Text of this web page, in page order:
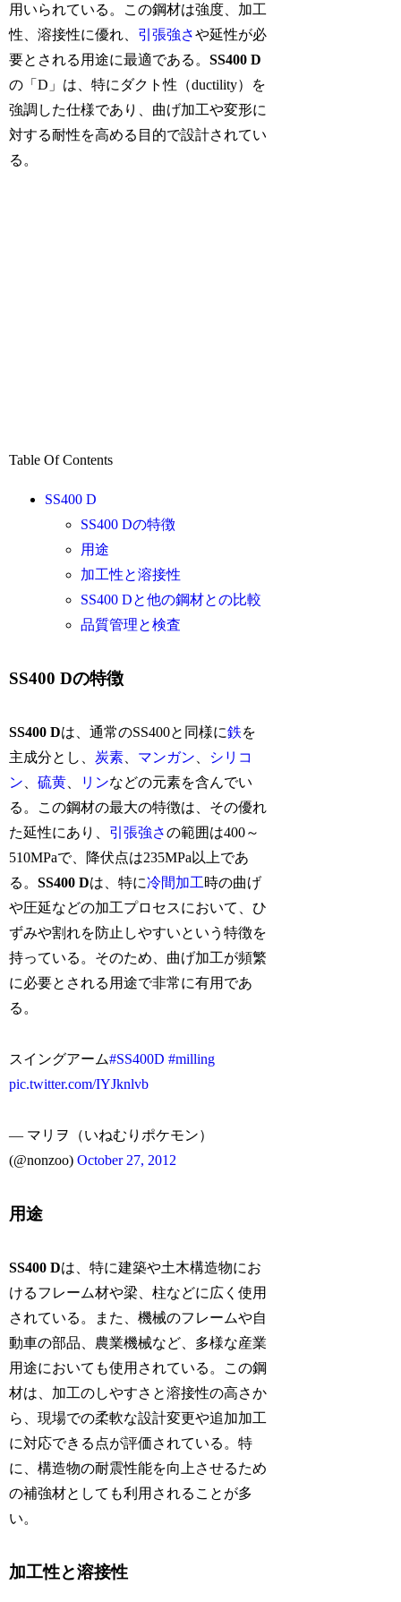
用いられている。この鋼材は強度、加工
性、溶接性に優れ、 引張強さや延性が必
要とされる用途に最適である。SS400 D
の「D」は、特にダクト性（ductility）を
強調した仕様であり、曲げ加工や変形に
対する耐性を高める目的で設計されてい
る。
Table Of Contents
SS400 D
SS400 Dの特徴
用途
加工性と溶接性
SS400 Dと他の鋼材との比較
品質管理と検査
SS400 Dの特徴
SS400 Dは、通常のSS400と同様に鉄を
主成分とし、 炭素 マンガン
シリコ
ン 、硫黄 リンなどの元素を含んでい
る。この鋼材の最大の特徴は、その優れ
た延性にあり、 引張強さの範囲は400～
510MPaで、降伏点は235MPa以上であ
る。SS400 Dは、特に冷間加工時の曲げ
や圧延などの加工プロセスにおいて、ひ
ずみや割れを防止しやすいという特徴を
持っている。そのため、曲げ加工が頻繁
に必要とされる用途で非常に有用であ
る。
スイングアーム#SS400D #milling
pic.twitter.com/IYJknlvb
— マリヲ（いねむりポケモン）
(@nonzoo)October 27, 2012
用途
SS400 Dは、特に建築や土木構造物にお
けるフレーム材や梁、柱などに広く使用
されている。また、機械のフレームや自
動車の部品、農業機械など、多様な産業
用途においても使用されている。この鋼
材は、加工のしやすさと溶接性の高さか
ら、現場での柔軟な設計変更や追加加工
に対応できる点が評価されている。特
に、構造物の耐震性能を向上させるため
の補強材としても利用されることが多
い。
加工性と溶接性